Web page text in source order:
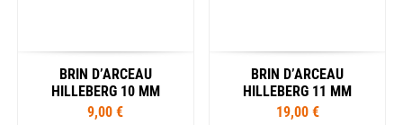
BRIN D’ARCEAU
HILLEBERG 10 MM
9,00 €
BRIN D’ARCEAU
HILLEBERG 11 MM
19,00 €